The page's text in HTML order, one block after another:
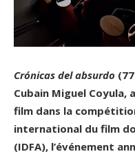
Crónicas del absurdo
Cubain Miguel
film dans la
international du film
(IDFA), l’événement